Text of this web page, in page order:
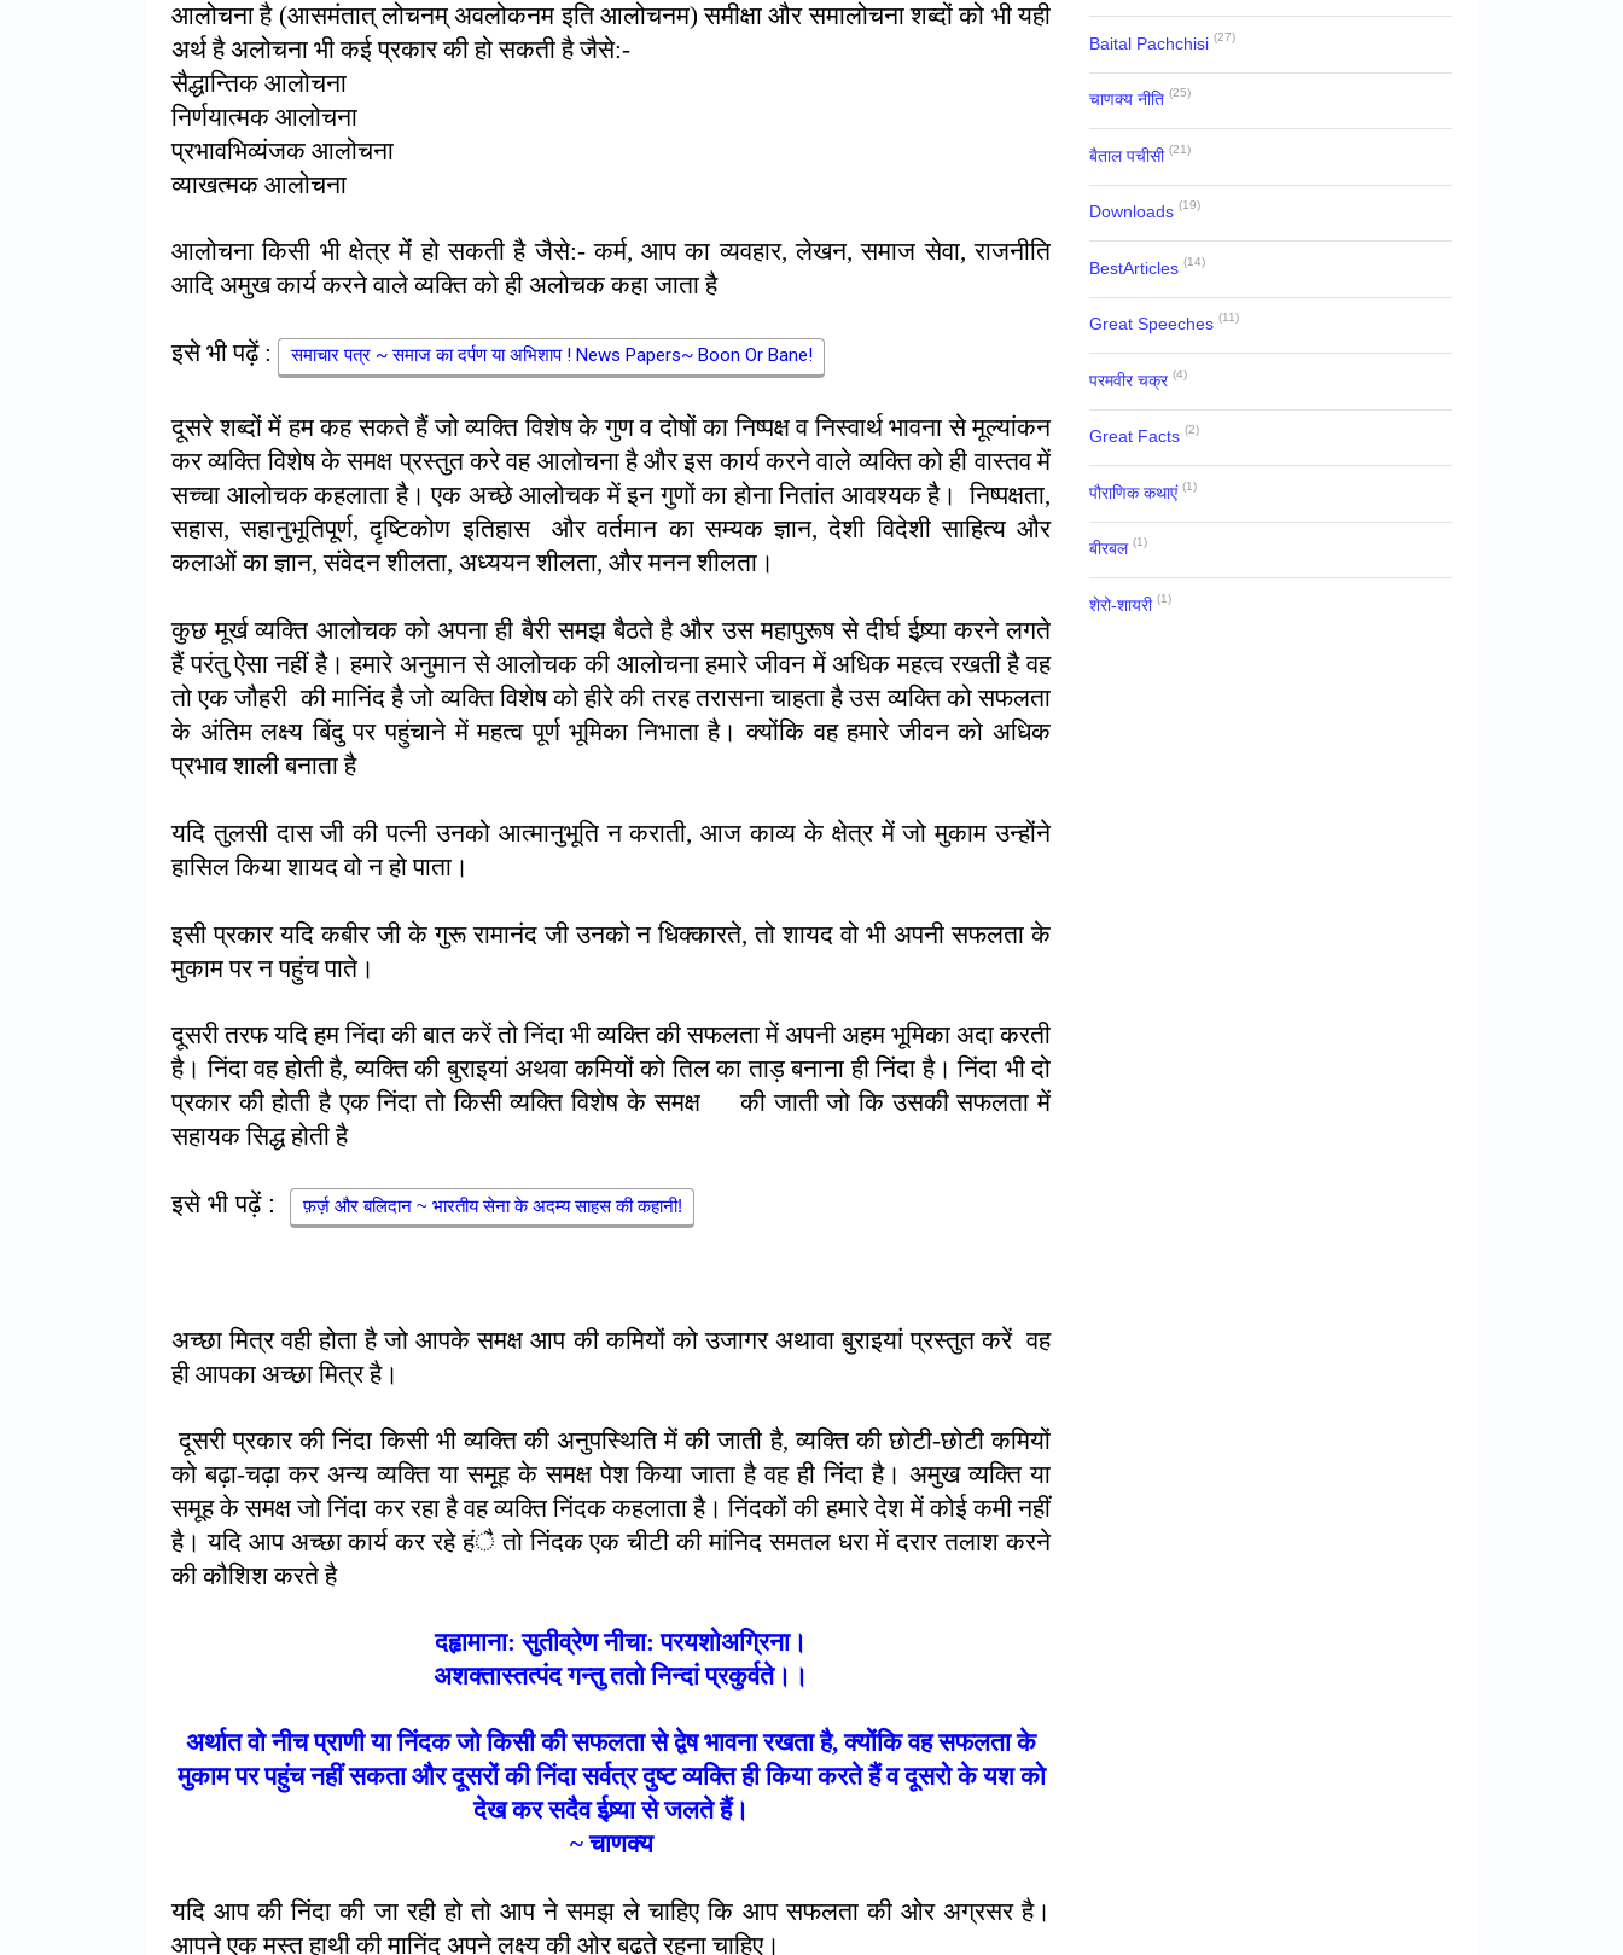
आलोचना है (आसमंतात् लोचनम् अवलोकनम इति आलोचनम) समीक्षा और समालोचना शब्दों को भी यही
अर्थ है अलोचना भी कई प्रकार की हो सकती है जैसे:-
सैद्धान्तिक आलोचना
निर्णयात्मक आलोचना
प्रभावभिव्यंजक आलोचना
व्याखत्मक आलोचना
आलोचना किसी भी क्षेत्र मेंं हो सकती है जैसे:- कर्म,आप का व्यवहार,लेखन,समाज सेवा,राजनीति
आदि अमुख कार्य करने वाले व्यक्ति को ही अलोचक कहा जाता है
इसे भी पढ़ें : समाचार पत्र ~ समाज का दर्पण या अभिशाप ! News Papers~ Boon Or Bane!
दूसरे शब्दों में हम कह सकते हैं जो व्यक्ति विशेष के गुण व दोषों का निष्पक्ष व निस्वार्थ भावना से मूल्यांकन
कर व्यक्ति विशेष के समक्ष प्रस्तुत करे वह आलोचना है और इस कार्य करने वाले व्यक्ति को ही वास्तव में
सच्चा आलोचक कहलाता है। एक अच्छे आलोचक में इन गुणों का होना नितांत आवश्यक है। निष्पक्षता,
सहास,सहानुभूतिपूर्ण,दृष्टिकोण इतिहास और वर्तमान का सम्यक ज्ञान,देशी विदेशी साहित्य और
कलाओं का ज्ञान,संवेदन शीलता, अध्ययन शीलता, और मनन शीलता।
कुछ मूर्ख व्यक्ति आलोचक को अपना ही बैरी समझ बैठते है और उस महापुरूष से दीर्घ ईष्र्या करने लगते
हैं परंतु ऐसा नहीं है। हमारे अनुमान से आलोचक की आलोचना हमारे जीवन में अधिक महत्व रखती है वह
तो एक जौहरी की मानिंद है जो व्यक्ति विशेष को हीरे की तरह तरासना चाहता है उस व्यक्ति को सफलता
के अंतिम लक्ष्य बिंदु पर पहुंचाने में महत्व पूर्ण भूमिका निभाता है। क्योंकि वह हमारे जीवन को अधिक
प्रभाव शाली बनाता है
यदि तुलसी दास जी की पत्नी उनको आत्मानुभूति न कराती,आज काव्य के क्षेत्र में जो मुकाम उन्होंने
हासिल किया शायद वो न हो पाता।
इसी प्रकार यदि कबीर जी के गुरू रामानंद जी उनको न धिक्कारते,तो शायद वो भी अपनी सफलता के
मुकाम पर न पहुंच पाते।
दूसरी तरफ यदि हम निंदा की बात करें तो निंदा भी व्यक्ति की सफलता में अपनी अहम भूमिका अदा करती
है। निंदा वह होती है,व्यक्ति की बुराइयां अथवा कमियों को तिल का ताड़ बनाना ही निंदा है। निंदा भी दो
प्रकार की होती है एक निंदा तो किसी व्यक्ति विशेष के समक्ष की जाती जो कि उसकी सफलता में
सहायक सिद्ध होती है
इसे भी पढ़ें : फ़र्ज़ और बलिदान ~ भारतीय सेना के अदम्य साहस की कहानी!
अच्छा मित्र वही होता है जो आपके समक्ष आप की कमियों को उजागर अथावा बुराइयां प्रस्तुत करें वह
ही आपका अच्छा मित्र है।
दूसरी प्रकार की निंदा किसी भी व्यक्ति की अनुपस्थिति में की जाती है,व्यक्ति की छोटी-छोटी कमियों
को बढ़ा-चढ़ा कर अन्य व्यक्ति या समूह के समक्ष पेश किया जाता है वह ही निंदा है। अमुख व्यक्ति या
समूह के समक्ष जो निंदा कर रहा है वह व्यक्ति निंदक कहलाता है। निंदकों की हमारे देश में कोई कमी नहीं
है। यदि आप अच्छा कार्य कर रहे हंै तो निंदक एक चीटी की मांनिद समतल धरा में दरार तलाश करने
की कौशिश करते है
दहृामाना: सुतीव्रेण नीचा: परयशोअग्रिना।
अशक्तास्तत्पंद गन्तु ततो निन्दां प्रकुर्वते।।
अर्थात वो नीच प्राणी या निंदक जो किसी की सफलता से द्वेष भावना रखता है, क्योंकि वह सफलता के
मुकाम पर पहुंच नहीं सकता और दूसरों की निंदा सर्वत्र दुष्ट व्यक्ति ही किया करते हैं व दूसरो के यश को
देख कर सदैव ईष्र्या से जलते हैं।
~चाणक्य
यदि आप की निंदा की जा रही हो तो आप ने समझ ले चाहिए कि आप सफलता की ओर अग्रसर है।
आपने एक मस्त हाथी की मानिंद अपने लक्ष्य की ओर बढ़ते रहना चाहिए।
Baital Pachchisi (27)
चाणक्य नीति (25)
बैताल पचीसी (21)
Downloads (19)
BestArticles (14)
Great Speeches (11)
परमवीर चक्र (4)
Great Facts (2)
पौराणिक कथाएं (1)
बीरबल (1)
शेरो-शायरी (1)